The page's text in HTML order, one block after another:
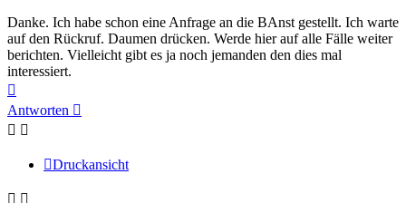
Danke. Ich habe schon eine Anfrage an die BAnst gestellt. Ich warte
auf den Rückruf. Daumen drücken. Werde hier auf alle Fälle weiter
berichten. Vielleicht gibt es ja noch jemanden den dies mal
interessiert.
oben
Antworten
Druckansicht